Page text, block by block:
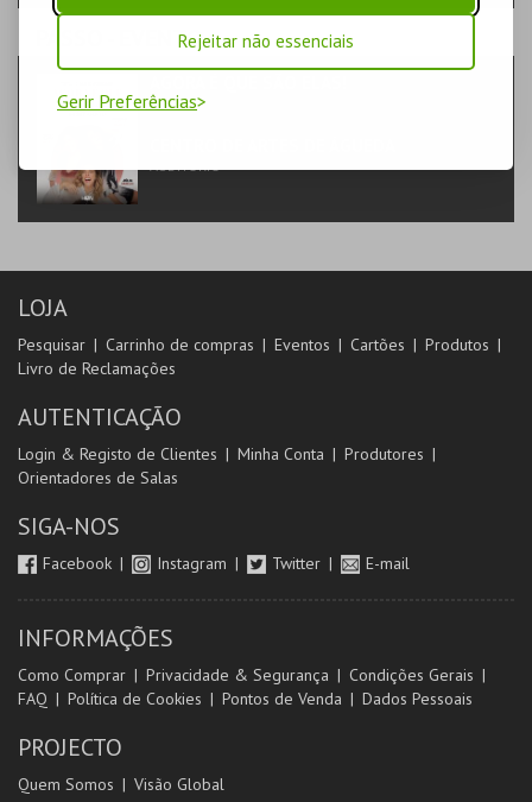
Rejeitar não essenciais
Gerir Preferências
- EVENTO
TEATRO & ARTE | TEATRO
AUDITÓRIO
LOJA
Pesquisar Carrinho de compras Eventos Cartões
Produtos
Livro de Reclamações
AUTENTICAÇÃO
Login & Registo de Clientes Minha Conta
Produtores
Orientadores de Salas
SIGA-NOS
Facebook Instagram Twitter E-mail
INFORMAÇÕES
Como Comprar Privacidade & Segurança
Condições Gerais
FAQ
Política de Cookies Pontos de Venda Dados Pessoais
PROJECTO
Quem Somos Visão Global